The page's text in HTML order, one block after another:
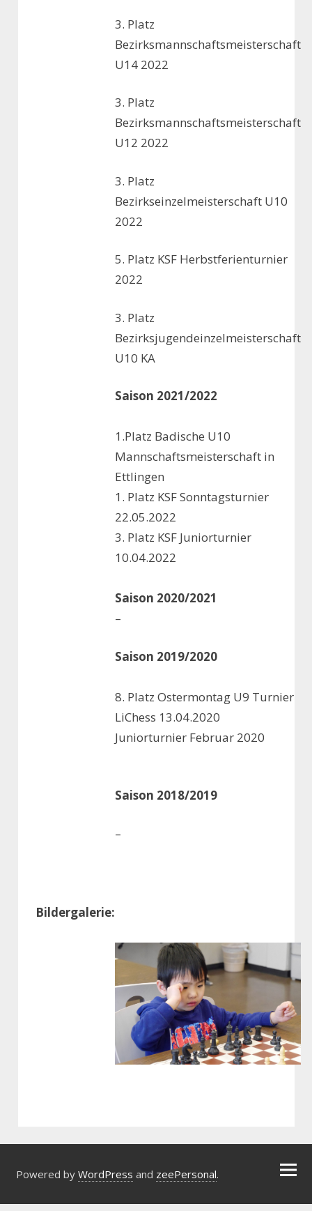
3. Platz
Bezirksmannschaftsmeisterschaft
U14 2022
3. Platz
Bezirksmannschaftsmeisterschaft
U12 2022
3. Platz
Bezirkseinzelmeisterschaft U10
2022
5. Platz KSF Herbstferienturnier
2022
3. Platz
Bezirksjugendeinzelmeisterschaft
U10 KA
Saison 2021/2022
1.Platz Badische U10
Mannschaftsmeisterschaft in
Ettlingen
1. Platz KSF Sonntagsturnier
22.05.2022
3. Platz KSF Juniorturnier
10.04.2022
Saison 2020/2021
–
Saison 2019/2020
8. Platz Ostermontag U9 Turnier
LiChess 13.04.2020
Juniorturnier Februar 2020
Saison 2018/2019
–
Bildergalerie:
Powered by WordPress and zeePersonal.